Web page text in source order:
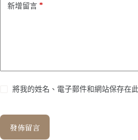
新增留言 *
將我的姓名、電子郵件和網站保存在
發佈留言